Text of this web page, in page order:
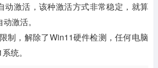
动激活，该种激活方式非常稳定，就算
激活。
制，解除了Win11硬件检测，任何电脑
统。